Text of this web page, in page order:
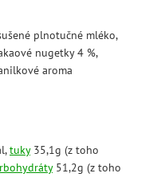
plnotučné mléko,
nugetky 4 %,
aroma
tuky35,1g (z toho
51,2g (z toho